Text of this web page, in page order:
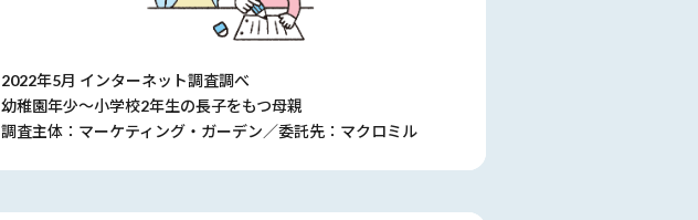
2022年5月 インターネット調査調べ
幼稚園年少～小学校2年生の長子をもつ母親
調査主体：マーケティング・ガーデン／委託先：マクロミル